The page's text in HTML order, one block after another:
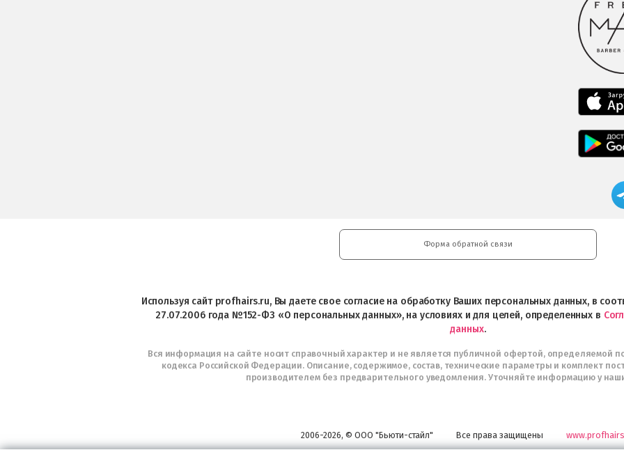
Форма обратной связи
Используя сайт profhairs.ru, Вы даете свое согласие на обработку Ваших персональных данных, в
27.07.2006 года №152-ФЗ «О персональных данных», на условиях и для целей, определенных в
данных.
Вся информация на сайте носит справочный характер и не является публичной офертой, определяемой
кодекса Российской Федерации. Описание, содержимое, состав, технические параметры и комплект
производителем без предварительного уведомления. Уточняйте информацию у
2006-2026, © ООО "Бьюти-стайл" Все права защищены